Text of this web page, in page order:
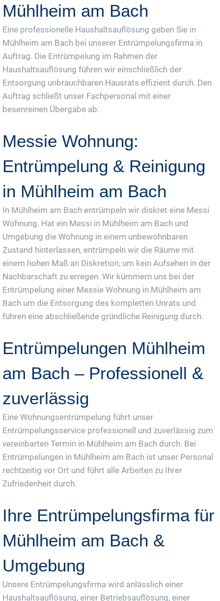
Mühlheim am Bach
Eine professionelle Haushaltsauflösung geben Sie in
Mühlheim am Bach bei unserer Entrümpelungsfirma in
Auftrag. Die Entrümpelung im Rahmen der
Haushaltsauflösung führen wir einschließlich der
Entsorgung unbrauchbaren Hausrats effizient durch. Den
Auftrag schließt unser Fachpersonal mit einer
besenreinen Übergabe ab.
Messie Wohnung:
Entrümpelung & Reinigung
in Mühlheim am Bach
In Mühlheim am Bach entrümpeln wir diskret eine Messi
Wohnung. Hat ein Messi in Mühlheim am Bach und
Umgebung die Wohnung in einem unbewohnbaren
Zustand hinterlassen, entrümpeln wir die Räume mit
einem hohen Maß an Diskretion, um kein Aufsehen in der
Nachbarschaft zu erregen. Wir kümmern uns bei der
Entrümpelung einer Messie Wohnung in Mühlheim am
Bach um die Entsorgung des kompletten Unrats und
führen eine abschließende gründliche Reinigung durch.
Entrümpelungen Mühlheim
am Bach – Professionell &
zuverlässig
Eine Wohnungsentrümpelung führt unser
Entrümpelungsservice professionell und zuverlässig zum
vereinbarten Termin in Mühlheim am Bach durch. Bei
Entrümpelungen in Mühlheim am Bach ist unser Personal
rechtzeitig vor Ort und führt alle Arbeiten zu Ihrer
Zufriedenheit durch.
Ihre Entrümpelungsfirma für
Mühlheim am Bach &
Umgebung
Unsere Entrümpelungsfirma wird anlässlich einer
Haushaltsauflösung, einer Betriebsauflösung, einer